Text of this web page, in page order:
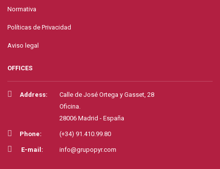
Normativa
Políticas de Privacidad
Aviso legal
OFFICES
Address:
Calle de José Ortega y Gasset, 28
Oficina.
28006 Madrid - España
Phone: (+34) 91.410.99.80
E-mail: info@grupopyr.com